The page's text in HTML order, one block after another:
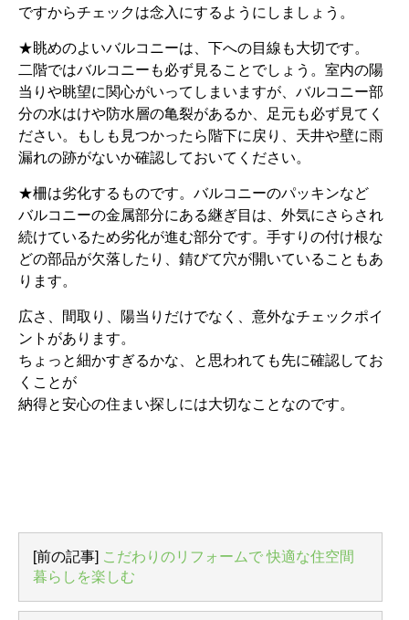
ですからチェックは念入にするようにしましょう。
★眺めのよいバルコニーは、下への目線も大切です。
二階ではバルコニーも必ず見ることでしょう。室内の陽
当りや眺望に関心がいってしまいますが、バルコニー部
分の水はけや防水層の亀裂があるか、足元も必ず見てく
ださい。もしも見つかったら階下に戻り、天井や壁に雨
漏れの跡がないか確認しておいてください。
★柵は劣化するものです。バルコニーのパッキンなど
バルコニーの金属部分にある継ぎ目は、外気にさらされ
続けているため劣化が進む部分です。手すりの付け根な
どの部品が欠落したり、錆びて穴が開いていることもあ
ります。
広さ、間取り、陽当りだけでなく、意外なチェックポイ
ントがあります。
ちょっと細かすぎるかな、と思われても先に確認してお
くことが
納得と安心の住まい探しには大切なことなのです。
[前の記事] こだわりのリフォームで 快適な住空間
暮らしを楽しむ